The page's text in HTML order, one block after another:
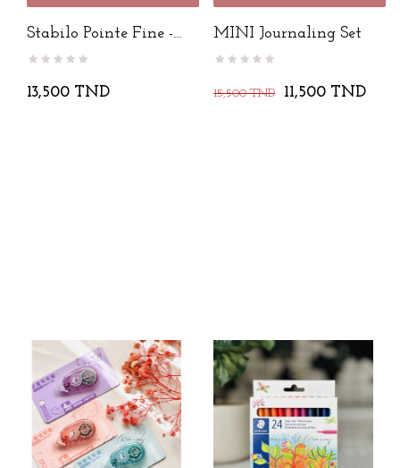
Stabilo Pointe Fine -
Point...
13,500 TND
MINI Journaling Set
15,500 TND 11,500 TND